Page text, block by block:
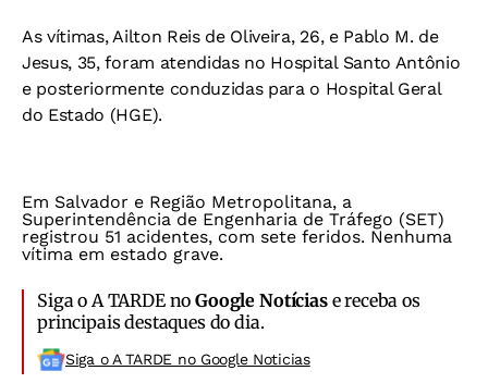
As vítimas, Ailton Reis de Oliveira, 26, e Pablo M. de
Jesus, 35, foram atendidas no Hospital Santo Antônio
e posteriormente conduzidas para o Hospital Geral
do Estado (HGE).
Em Salvador e Região Metropolitana, a
Superintendência de Engenharia de Tráfego (SET)
registrou 51 acidentes, com sete feridos. Nenhuma
vítima em estado grave.
Siga o A TARDE noGoogle Notíciase receba os
principais destaques do dia.
Siga o A TARDE no Google Noticias